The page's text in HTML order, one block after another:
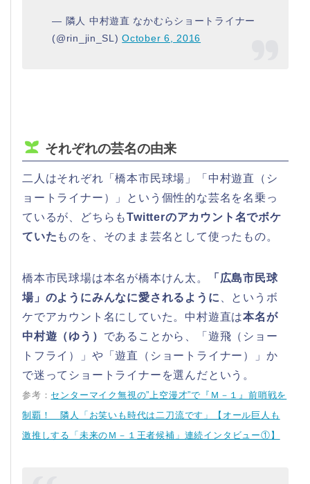
— 隣人 中村遊直 なかむらショートライナー
(@rin_jin_SL)October 6, 2016
それぞれの芸名の由来
二人はそれぞれ「橋本市民球場」「中村遊直（シ
ョートライナー）」という個性的な芸名を名乗っ
ているが、どちらもTwitterのアカウント名でボケ
ていた ものを、そのまま芸名として使ったもの。
橋本市民球場は本名が橋本けん太。
「広島市民球
場」のようにみんなに愛されるように 、というボ
ケでアカウント名にしていた。中村遊直は本名が
中村遊（ゆう） であることから、「遊飛（ショー
トフライ）」や「遊直（ショートライナー）」か
で迷ってショートライナーを選んだという。
参考： センターマイク無視の”上空漫才”で『Ｍ－１』前哨戦を
制覇！ 隣人「お笑いも時代は二刀流です」【オール巨人も
激推しする「未来のＭ－１王者候補」連続インタビュー①】